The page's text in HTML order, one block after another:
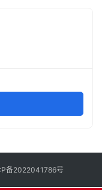
备2022041786号